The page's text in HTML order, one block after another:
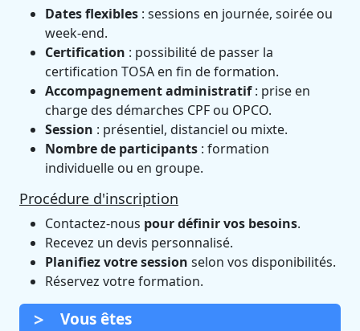
Dates flexibles : sessions en journée, soirée ou
week-end.
Certification : possibilité de passer la
certification TOSA en fin de formation.
Accompagnement administratif: prise en
charge des démarches CPF ou OPCO.
Session : présentiel, distanciel ou mixte.
Nombre de participants : formation
individuelle ou en groupe.
Procédure d'inscription
Contactez-nous pour définir vos besoins.
Recevez un devis personnalisé.
Planifiez votre session selon vos disponibilités.
Réservez votre formation.
Vous êtes